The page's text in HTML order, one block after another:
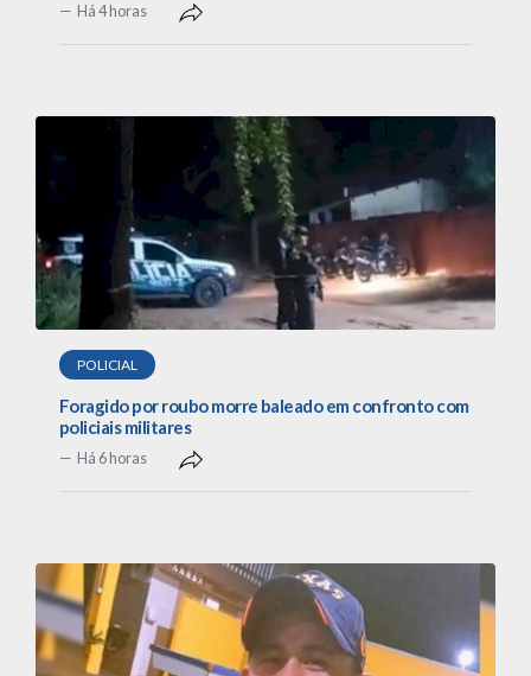
Há 4 horas
POLICIAL
Foragido por roubo morre baleado em confronto com
policiais militares
Há 6 horas